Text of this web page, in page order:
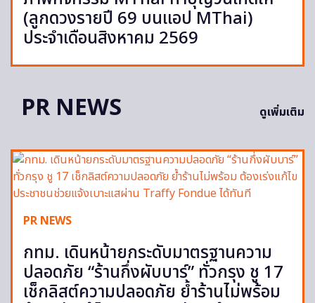
(ลูกดวงรายปี 69 บนแอป MThai)
ประจำเดือนสิงหาคม 2569
PR NEWS ดูเพิ่มเติม
PR NEWS
กทม. เดินหน้ายกระดับมาตรฐานความ
ปลอดภัย “ร้านกึ่งผับบาร์” ทั่วกรุง ชู 17
เช็กลิสต์ความปลอดภัย ย้ำร้านไม่พร้อม